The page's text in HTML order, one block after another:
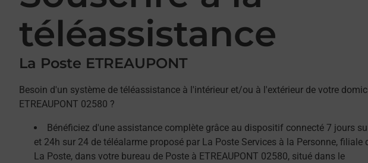
téléassistance
La Poste ETREAUPONT
Besoin d'un système de téléassistance à l'intérieur et/ou à l'extérieur de votre
ETREAUPONT 02580 ?
Bénéficiez d'une assistance complète grâce au dispositif connecté 7 jours
et 24h sur 24 de téléalarme proposé par La Poste Services à la Personne, filiale
La Poste, dans votre bureau de Poste à ETREAUPONT 02580, situé dans le